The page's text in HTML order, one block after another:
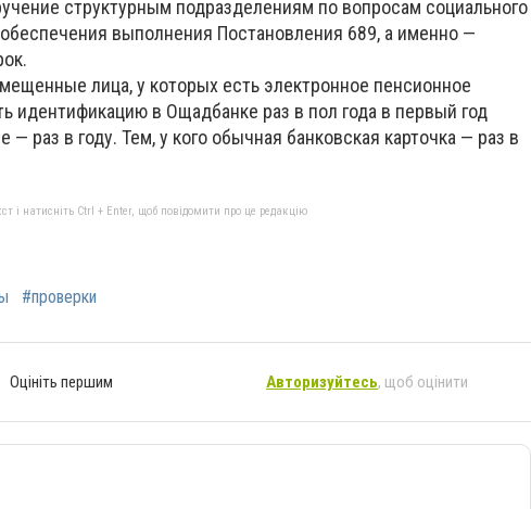
структурным подразделениям по вопросам социального
выполнения Постановления 689, а именно —
лица, у которых есть электронное пенсионное
идентификацию в Ощадбанке раз в пол года в первый год
— раз в году. Тем, у кого обычная банковская карточка — раз в
і натисніть Ctrl + Enter, щоб повідомити про це редакцію
#проверки
Оцініть першим Авторизуйтесь, щоб оцінити